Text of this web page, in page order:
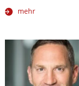
mehr